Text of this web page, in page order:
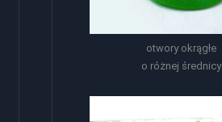
otwory okrągłe
o różnej średnicy